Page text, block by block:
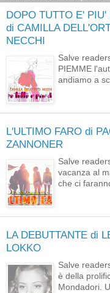
DOPO TUTTO E' PIU'
di CAMILLA
NECCHI
Salve
PIEMME
andiamo a
L'ULTIMO FARO di
ZANNONER
Salve
vacanza al
che ci
LA DEBUTTANTE di
LOKKO
Salve
è della
Mondadori.